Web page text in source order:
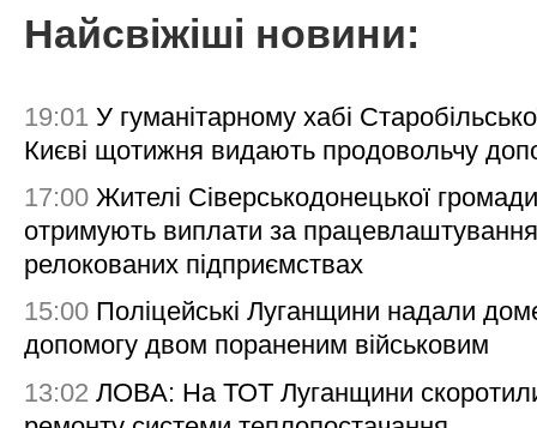
Найсвіжіші новини:
19:01 У гуманітарному хабі
Києві щотижня видають продовольчу
17:00 Жителі Сіверськодонецької
отримують виплати за
релокованих підприємствах
15:00 Поліцейські Луганщини надали
допомогу двом пораненим військовим
13:02 ЛОВА: На ТОТ Луганщини